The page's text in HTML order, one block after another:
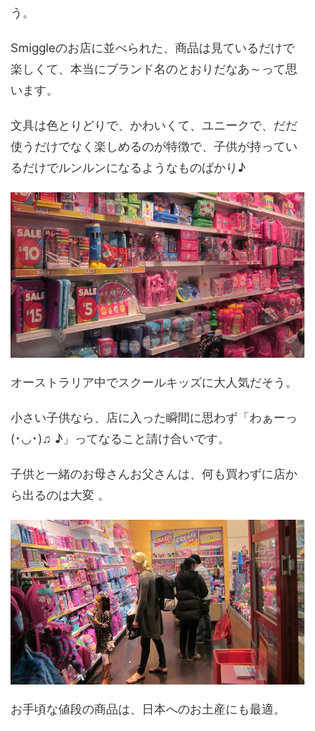
う。
Smiggleのお店に並べられた、商品は見ているだけで
楽しくて、本当にブランド名のとおりだなあ～って思
います。
文具は色とりどりで、かわいくて、ユニークで、だだ
使うだけでなく楽しめるのが特徴で、子供が持ってい
るだけでルンルンになるようなものばかり♪
オーストラリア中でスクールキッズに大人気だそう。
小さい子供なら、店に入った瞬間に思わず「わぁーっ
(･◡･)♫ ♪」ってなること請け合いです。
子供と一緒のお母さんお父さんは、何も買わずに店か
ら出るのは大変 。
お手頃な値段の商品は、日本へのお土産にも最適。